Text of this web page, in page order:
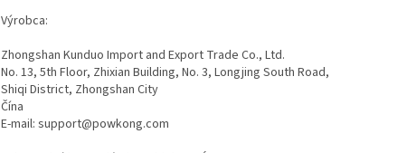
Výrobca:
Zhongshan Kunduo Import and Export Trade Co., Ltd.
No. 13, 5th Floor, Zhixian Building, No. 3, Longjing South Road,
Shiqi District, Zhongshan City
Čína
E-mail: support@powkong.com